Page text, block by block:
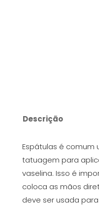
Descrição
Espátulas é comum
tatuagem para
vaselina. Isso é
coloca as mãos
deve ser usada